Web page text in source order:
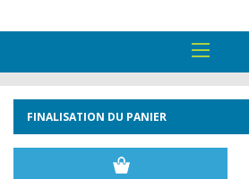
FINALISATION DU PANIER